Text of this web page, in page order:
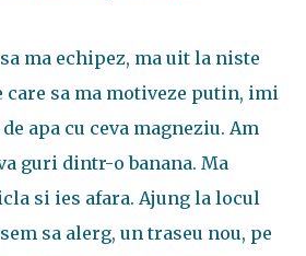
ma echipez, ma uit la niste
sa ma motiveze putin, imi
apa cu ceva magneziu. Am
guri dintr-o banana. Ma
si ies afara. Ajung la locul
sa alerg, un traseu nou, pe